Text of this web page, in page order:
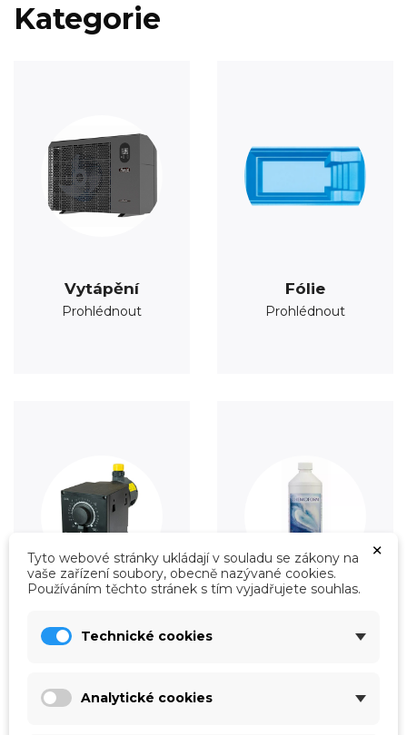
Kategorie
Vytápění
Prohlédnout
Fólie
Prohlédnout
Úprava vody
×
Tyto webové stránky ukládají v souladu se zákony na
vaše zařízení soubory, obecně nazývané cookies.
Používáním těchto stránek s tím vyjadřujete souhlas.
Technické cookies
Analytické cookies